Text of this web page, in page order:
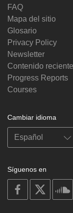
FAQ
Mapa del sitio
Glosario
Privacy Policy
Newsletter
Contenido reciente
Progress Reports
Courses
Cambiar idioma
Síguenos en
on
facebook